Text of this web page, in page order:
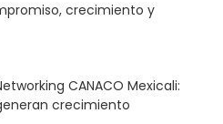
crecimiento y
CANACO Mexicali:
crecimiento